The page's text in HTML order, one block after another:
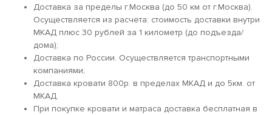
Доставка за пределы г.Москва (до 50 км от г.Москва).
Осуществляется из расчета: стоимость доставки внутри
МКАД плюс 30 рублей за 1 километр (до подъезда/
дома);
Доставка по России. Осуществляется транспортными
компаниями;
Доставка кровати 800р. в пределах МКАД и до 5км. от
МКАД.
При покупке кровати и матраса доставка бесплатная в